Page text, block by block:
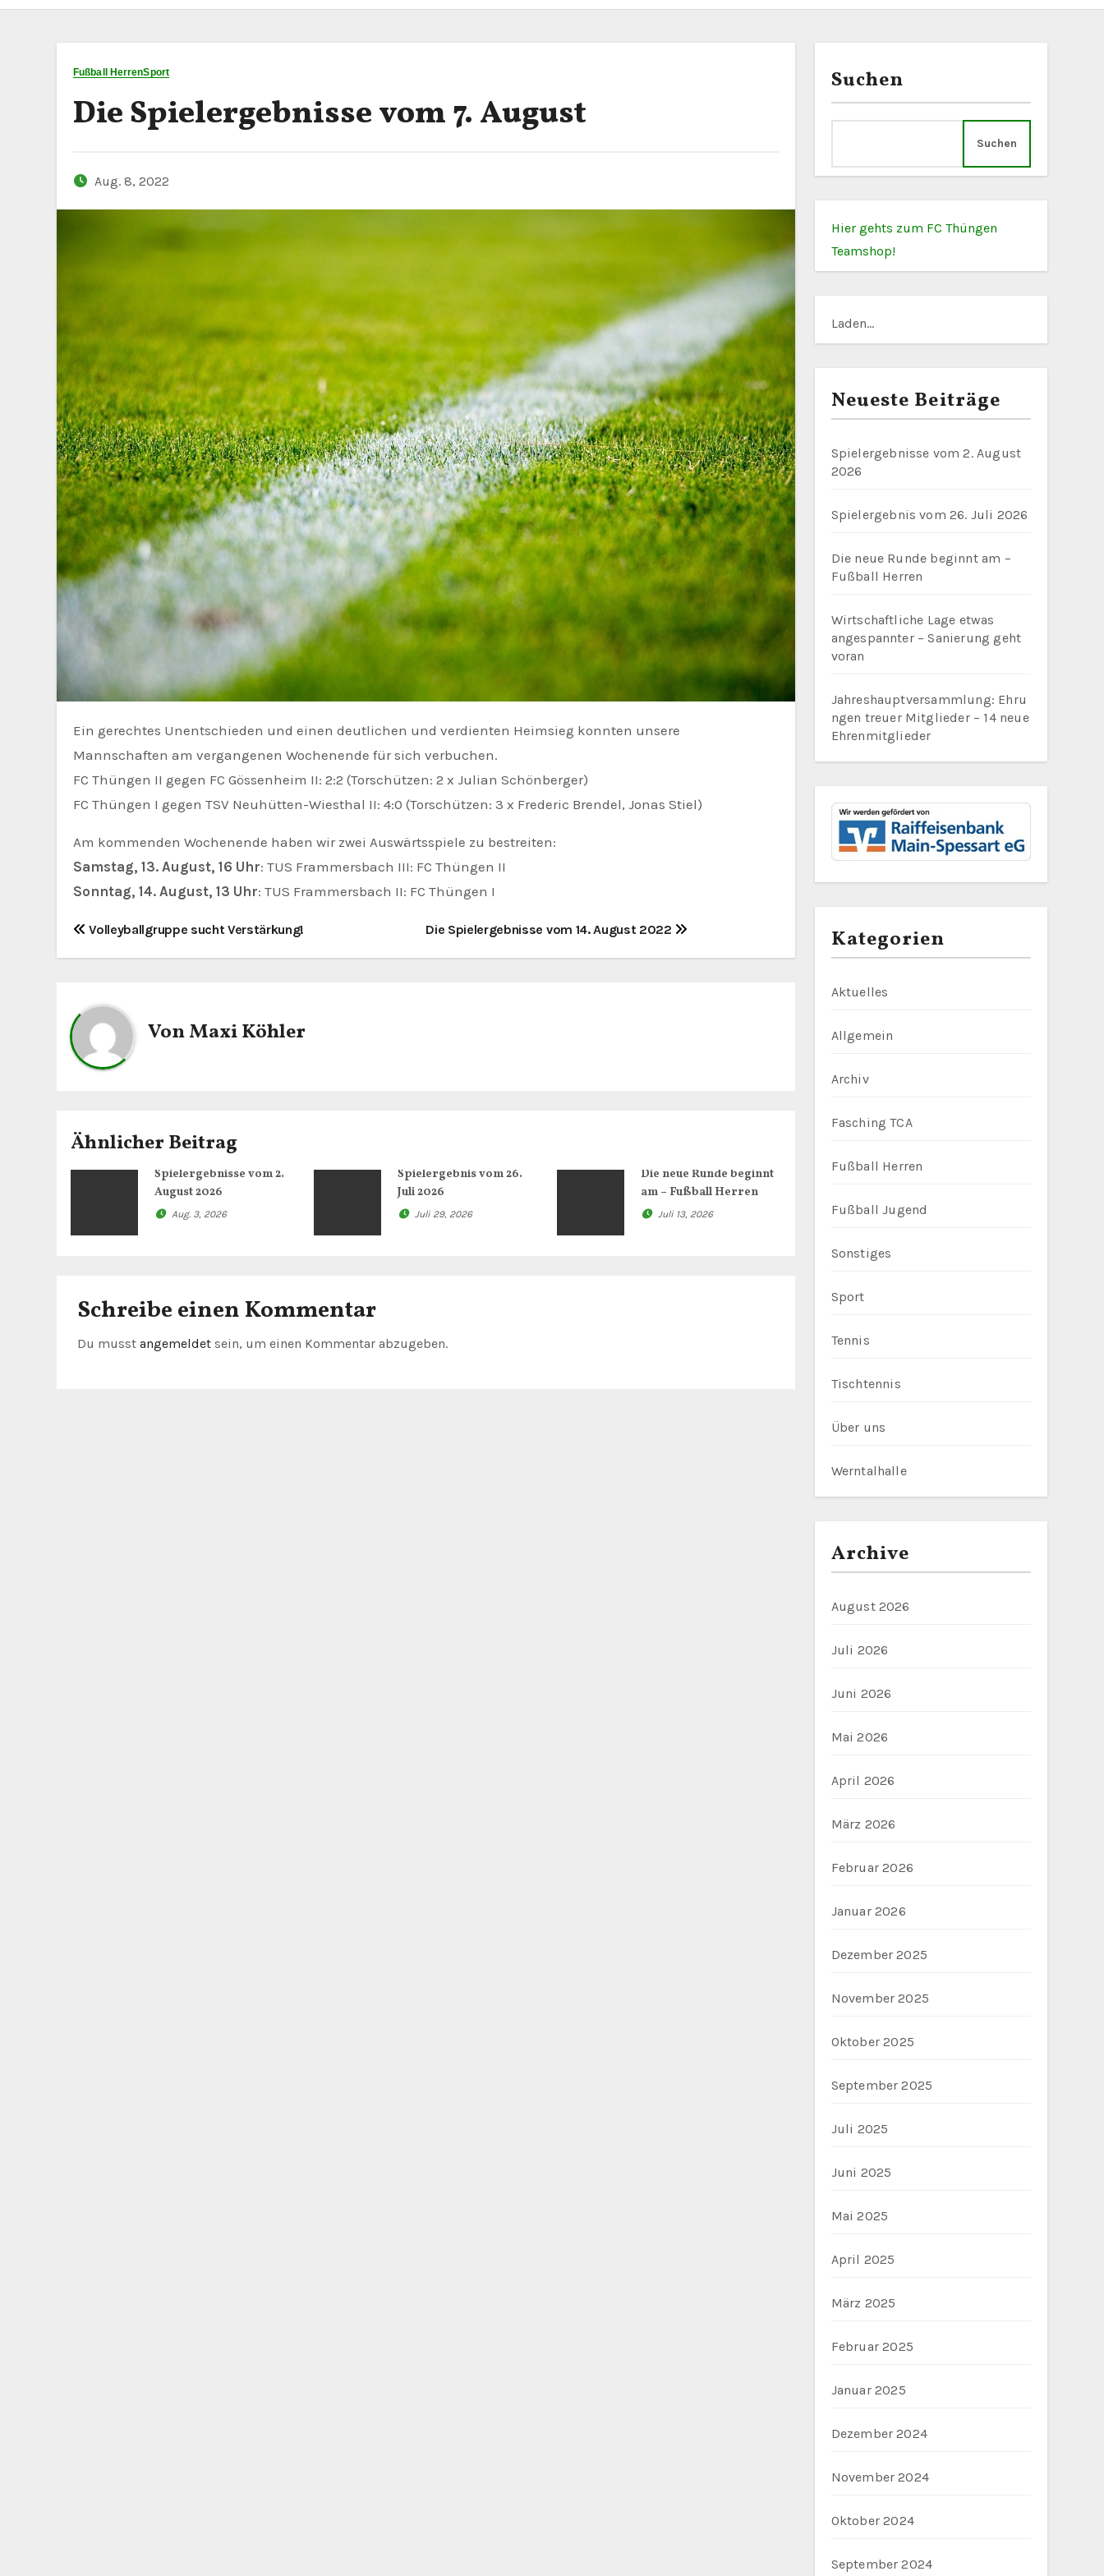
Fußball HerrenSport
Die Spielergebnisse vom 7. August
Aug. 8, 2022
Ein gerechtes Unentschieden und einen deutlichen und verdienten Heimsieg konnten unsere
Mannschaften am vergangenen Wochenende für sich verbuchen.
FC Thüngen II gegen FC Gössenheim II: 2:2 (Torschützen: 2 x Julian Schönberger)
FC Thüngen I gegen TSV Neuhütten-Wiesthal II: 4:0 (Torschützen: 3 x Frederic Brendel, Jonas Stiel)
Am kommenden Wochenende haben wir zwei Auswärtsspiele zu bestreiten:
Samstag, 13. August, 16 Uhr: TUS Frammersbach III: FC Thüngen II
Sonntag, 14. August, 13 Uhr: TUS Frammersbach II: FC Thüngen I
B
e
t
r
g
s
a
i
g
Volleyballgruppe sucht Verstärkung! Die Spielergebnisse vom 14. August 2022
VonMaxi Köhler
Ähnlicher Beitrag
Spielergebnisse vom 2.
August 2026
Aug. 3, 2026
Spielergebnis vom 26.
Juli 2026
Juli 29, 2026
Die neue Runde beginnt
am – Fußball Herren
Juli 13, 2026
Schreibe einen Kommentar
Du musst angemeldet sein, um einen Kommentar abzugeben.
Suchen
Suchen
Hier gehts zum FC Thüngen
Teamshop!
Laden...
Neueste Beiträge
Spielergebnisse vom 2. August
2026
Spielergebnis vom 26. Juli 2026
Die neue Runde beginnt am –
Fußball Herren
Wirtschaftliche Lage etwas
angespannter – Sanierung geht
voran
Jahreshauptversammlung: Ehru
ngen treuer Mitglieder – 14 neue
Ehrenmitglieder
Kategorien
Aktuelles
Allgemein
Archiv
Fasching TCA
Fußball Herren
Fußball Jugend
Sonstiges
Sport
Tennis
Tischtennis
Über uns
Werntalhalle
Archive
August 2026
Juli 2026
Juni 2026
Mai 2026
April 2026
März 2026
Februar 2026
Januar 2026
Dezember 2025
November 2025
Oktober 2025
September 2025
Juli 2025
Juni 2025
Mai 2025
April 2025
März 2025
Februar 2025
Januar 2025
Dezember 2024
November 2024
Oktober 2024
September 2024